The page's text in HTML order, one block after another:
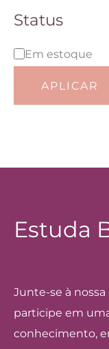
t
g
Status
S Em estoque
APLICAR
Estuda
Junte-se à
participe em
conhecimento,